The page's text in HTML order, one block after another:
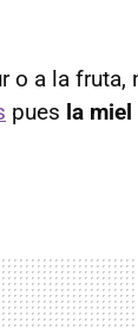
o a la
pues la